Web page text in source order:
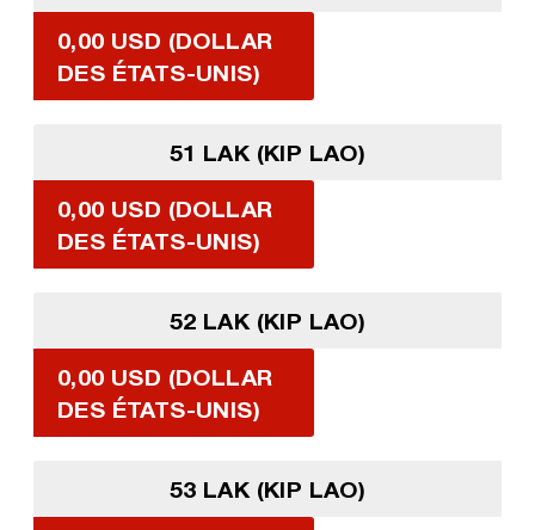
0,00 USD (DOLLAR
DES ÉTATS-UNIS)
51 LAK (KIP LAO)
0,00 USD (DOLLAR
DES ÉTATS-UNIS)
52 LAK (KIP LAO)
0,00 USD (DOLLAR
DES ÉTATS-UNIS)
53 LAK (KIP LAO)